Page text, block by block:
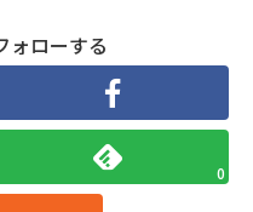
ォローする
0